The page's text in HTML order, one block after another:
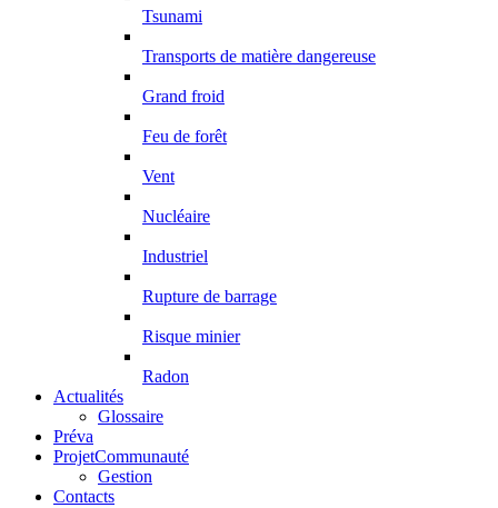
Tsunami
Transports de matière dangereuse
Grand froid
Feu de forêt
Vent
Nucléaire
Industriel
Rupture de barrage
Risque minier
Radon
Actualités
Glossaire
Préva
ProjetCommunauté
Gestion
Contacts